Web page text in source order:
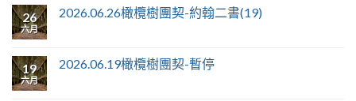
26
六月
2026.06.26橄欖樹團契-約翰二書(19)
19
六月
2026.06.19橄欖樹團契-暫停